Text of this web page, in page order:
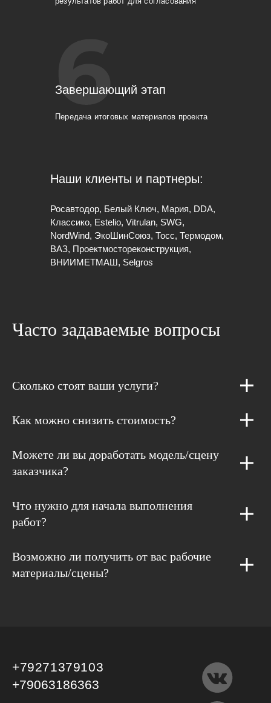
Передача итоговых материалов проекта
Завершающий этап
Наши клиенты и партнеры:
Росавтодор, Белый Ключ, Мария, DDA,
Классико, Estelio, Vitrulan, SWG,
NordWind, ЭкоШинСоюз, Тосс, Термодом,
ВАЗ, Проектмостореконструкция,
ВНИИМЕТМАШ, Selgros
Часто задаваемые вопросы
Сколько стоят ваши услуги?
Как можно снизить стоимость?
Можете ли вы доработать модель/сцену
заказчика?
Что нужно для начала выполнения
работ?
Возможно ли получить от вас рабочие
материалы/сцены?
+79271379103
+79063186363